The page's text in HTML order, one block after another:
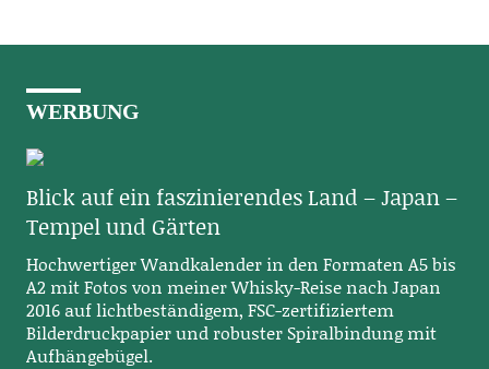
WERBUNG
Blick auf ein faszinierendes Land – Japan –
Tempel und Gärten
Hochwertiger Wandkalender in den Formaten A5 bis
A2 mit Fotos von meiner Whisky-Reise nach Japan
2016 auf lichtbeständigem, FSC-zertifiziertem
Bilderdruckpapier und robuster Spiralbindung mit
Aufhängebügel.